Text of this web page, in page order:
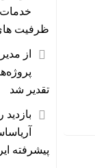
خدمات
ظرفیت
از
تقدیر شد
پیشرفته